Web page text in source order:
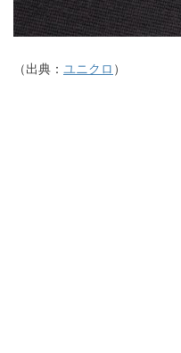
（出典： ユニクロ ）